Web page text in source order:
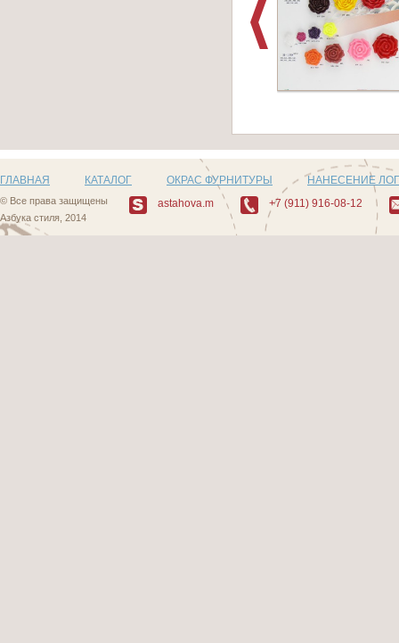
ГЛАВНАЯ КАТАЛОГ ОКРАС ФУРНИТУРЫ НАНЕСЕНИЕ
© Все права защищены
Азбука стиля, 2014
astahova.m +7 (911) 916-08-12